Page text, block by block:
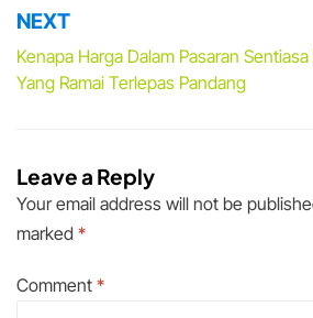
NEXT
Kenapa Harga Dalam Pasaran
Yang Ramai Terlepas Pandang
Leave a Reply
Your email address will not be
marked *
Comment *